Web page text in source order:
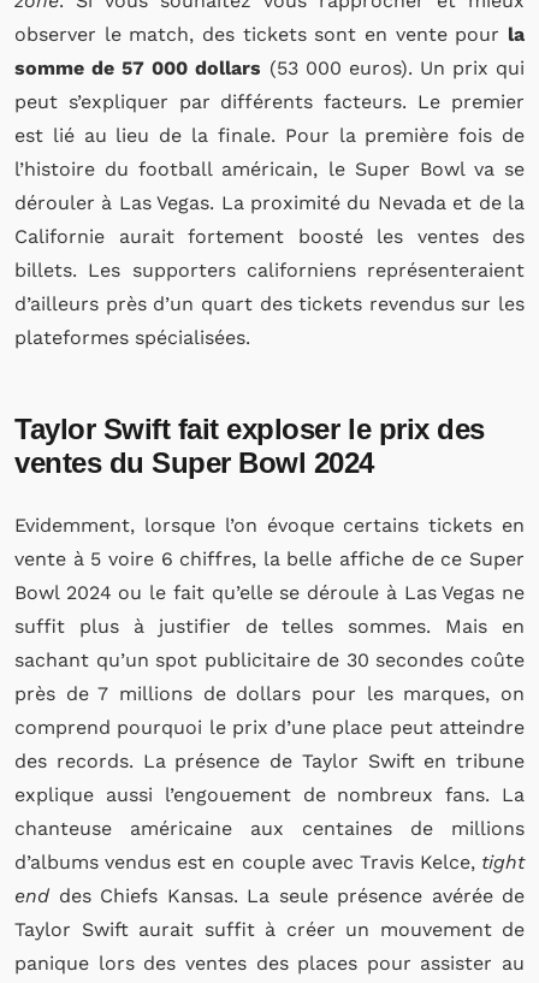
observer le match, des tickets sont en vente pour la
somme de 57 000 dollars (53 000 euros). Un prix qui
peut s’expliquer par différents facteurs. Le premier
est lié au lieu de la finale. Pour la première fois de
l’histoire du football américain, le Super Bowl va se
dérouler à Las Vegas. La proximité du Nevada et de la
Californie aurait fortement boosté les ventes des
billets. Les supporters californiens représenteraient
d’ailleurs près d’un quart des tickets revendus sur les
plateformes spécialisées.
Taylor Swift fait exploser le prix des
ventes du Super Bowl 2024
Evidemment, lorsque l’on évoque certains tickets en
vente à 5 voire 6 chiffres, la belle affiche de ce Super
Bowl 2024 ou le fait qu’elle se déroule à Las Vegas ne
suffit plus à justifier de telles sommes. Mais en
sachant qu’un spot publicitaire de 30 secondes coûte
près de 7 millions de dollars pour les marques, on
comprend pourquoi le prix d’une place peut atteindre
des records. La présence de Taylor Swift en tribune
explique aussi l’engouement de nombreux fans. La
chanteuse américaine aux centaines de millions
d’albums vendus est en couple avec Travis Kelce, tight
end des Chiefs Kansas. La seule présence avérée de
Taylor Swift aurait suffit à créer un mouvement de
panique lors des ventes des places pour assister au